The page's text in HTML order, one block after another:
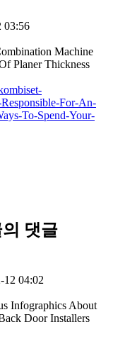
03:56
Machine
Planer Thickness
For-An-
To-Spend-Your-
의 댓글
12 04:02
Infographics About
Door Installers